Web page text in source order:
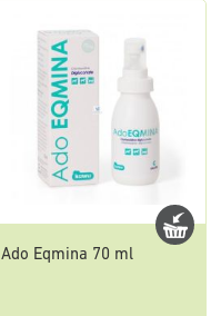
Ado Eqmina 70 ml